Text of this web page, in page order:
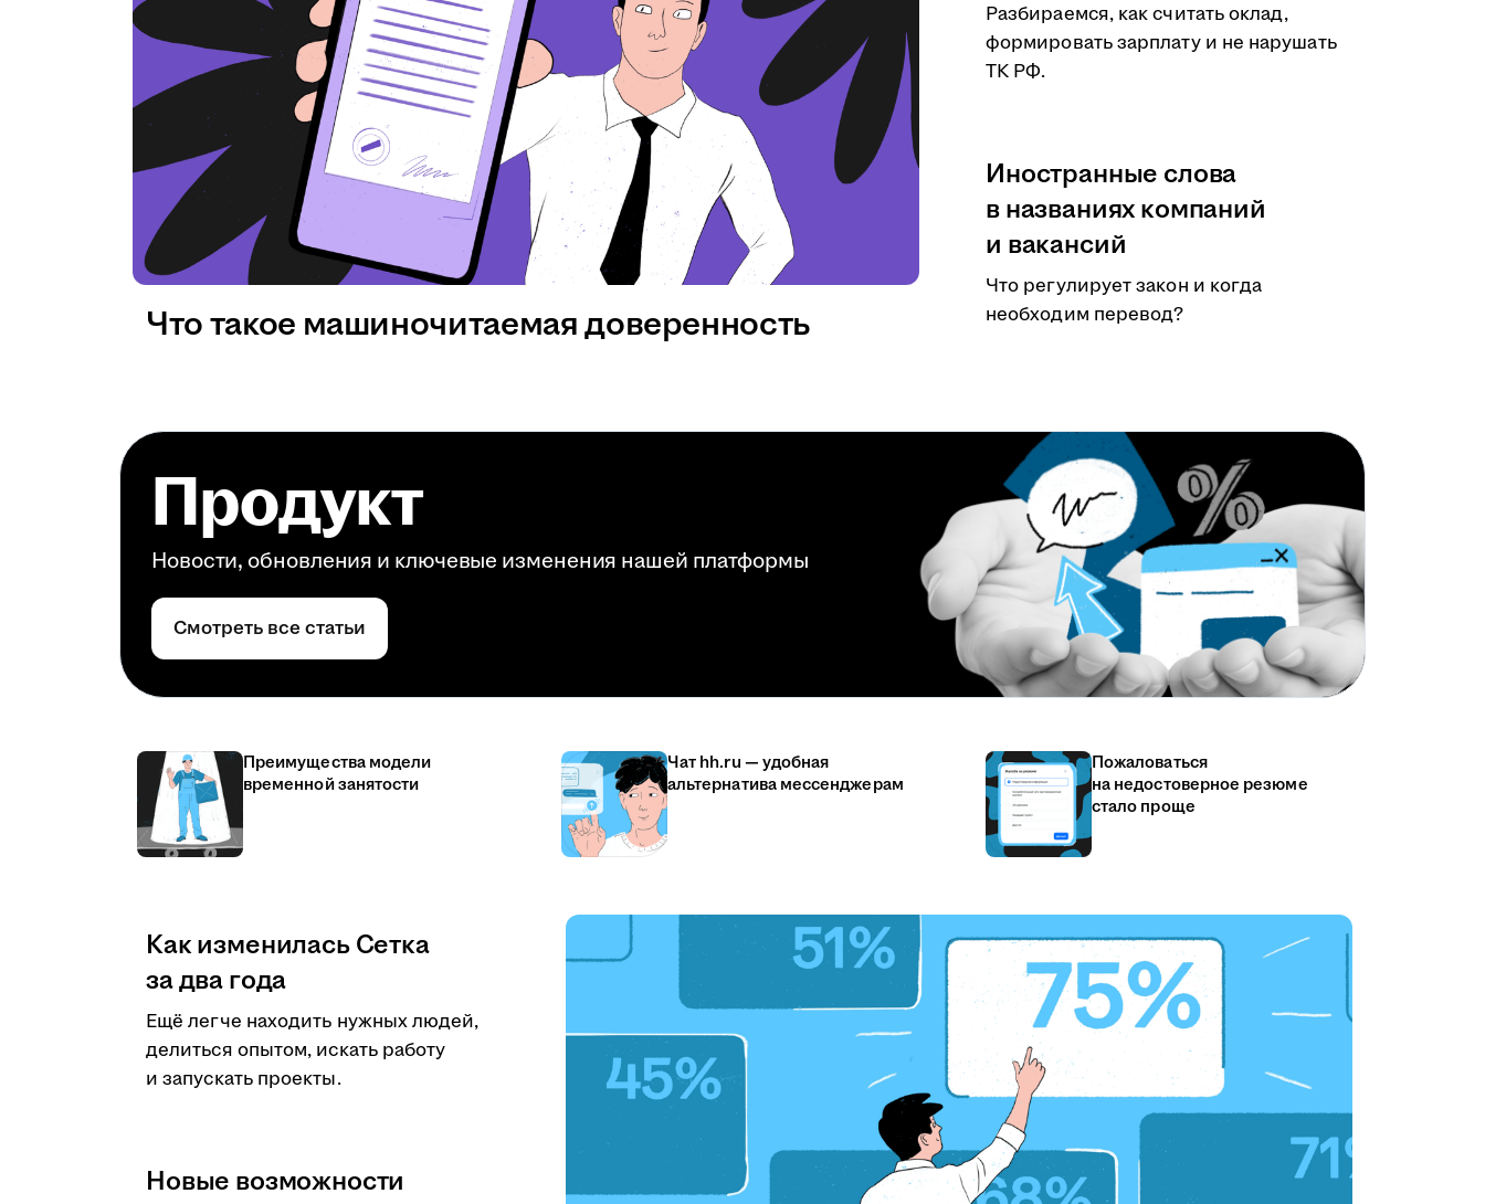
Разбираемся, как считать оклад,
формировать зарплату и не нарушать
ТК РФ.
Иностранные слова
в названиях компаний
и вакансий
Что регулирует закон и когда
необходим перевод?
Что такое машиночитаемая доверенность
Продукт
Новости, обновления и ключевые изменения нашей платформы
Смотреть все статьи
Преимущества модели
временной занятости
Чат hh.ru — удобная
альтернатива мессенджерам
Пожаловаться
на недостоверное резюме
стало проще
Как изменилась Сетка
за два года
Ещё легче находить нужных людей,
делиться опытом, искать работу
и запускать проекты.
Новые возможности